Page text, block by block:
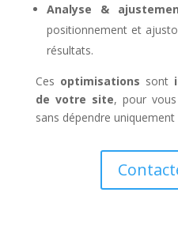
Analyse &
positionnement et
résultats.
Ces optimisations sont
de votre site, pour
sans dépendre uniquement